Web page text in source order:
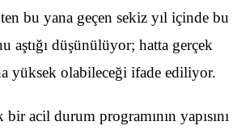
bu yana geçen sekiz yıl içinde bu
aştığı düşünülüyor; hatta gerçek
yüksek olabileceği ifade ediliyor.
bir acil durum programının yapısını